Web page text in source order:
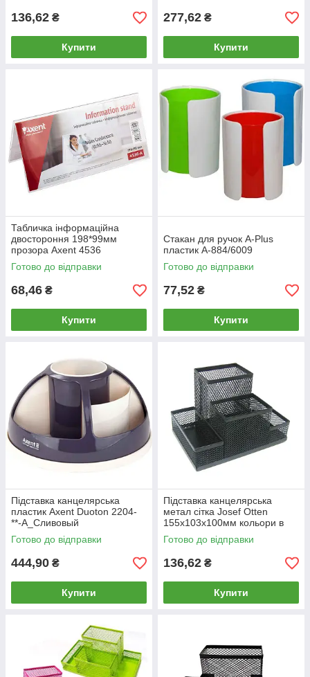
136,62 ₴
Купити
277,62 ₴
Купити
Табличка інформаційна
двостороння 198*99мм
прозора Axent 4536
Готово до відправки
68,46 ₴
Купити
Стакан для ручок A-Plus
пластик A-884/6009
Готово до відправки
77,52 ₴
Купити
Підставка канцелярська
пластик Axent Duoton 2204-
**-A_Сливовый
Готово до відправки
444,90 ₴
Купити
Підставка канцелярська
метал сітка Josef Otten
155х103х100мм кольори в
асортименті 3684
Готово до відправки
136,62 ₴
Купити